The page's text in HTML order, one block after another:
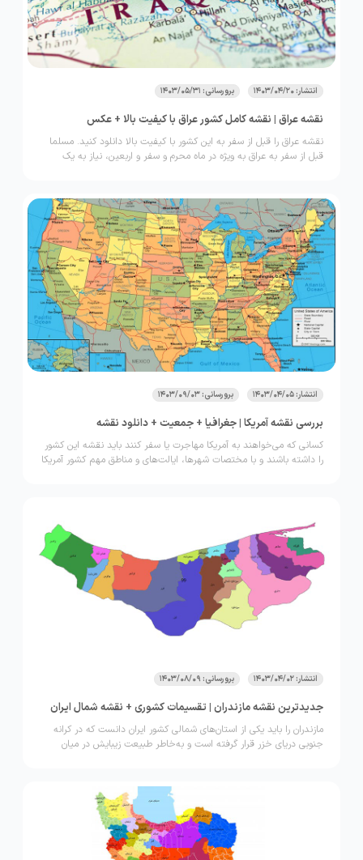
انتشار: 1403/04/20 برورسانی: 1403/05/31
نقشه عراق | نقشه کامل کشور عراق با کیفیت بالا + عکس
نقشه عراق را قبل از سفر به این کشور با کیفیت بالا دانلود کنید. مسلما
قبل از سفر به عراق به ویژه در ماه محرم و سفر و اربعین، نیاز به یک
در خصوص نقشه کامل عراق با کیفیت بالا را دریافت نمایید.
انتشار: 1403/04/05 برورسانی: 1403/09/03
بررسی نقشه آمریکا | جغرافیا + جمعیت + دانلود نقشه
کسانی که می‌خواهند به آمریکا مهاجرت یا سفر کنند باید نقشه این کشور
را داشته باشند و با مختصات شهرها، ایالت‌های و مناطق مهم کشور آمریکا
تا انتهای این مطلب از وب‌سایت لحظه آخر با ما همراه باشید.
انتشار: 1403/04/02 برورسانی: 1403/08/09
جدیدترین نقشه مازندران | تقسیمات کشوری + نقشه شمال ایران
مازندران را باید یکی از استان‌های شمالی کشور ایران دانست که در کرانه
جنوبی دریای خزر قرار گرفته است و به‌خاطر طبیعت زیبایش در میان
علاقه دارند و یا در این استان زندگی می‌کنند، لازم است یک نسخه از
نقشه مازندران را همراه خود داشته باشند و اطلاعات بیشتری درباره آن
کسب کنند. اگر به دنبال دانلود نقشه مازندران هستید و اطلاعاتی درباره آن
می‌خواهید؛ این مقاله مخصوص شماست. پس تا انتهای این مطلب از
وب‌سایت لحظه آخر همراه ما باشید.